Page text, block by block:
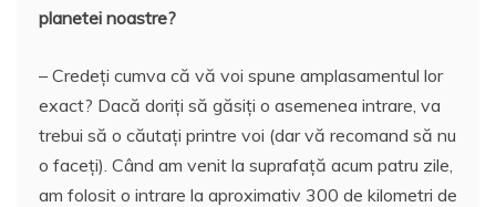
planetei noastre?
– Credeți cumva că vă voi spune amplasamentul lor
exact? Dacă doriți să găsiți o asemenea intrare, va
trebui să o căutați printre voi (dar vă recomand să nu
o faceți). Când am venit la suprafață acum patru zile,
am folosit o intrare la aproximativ 300 de kilometri de